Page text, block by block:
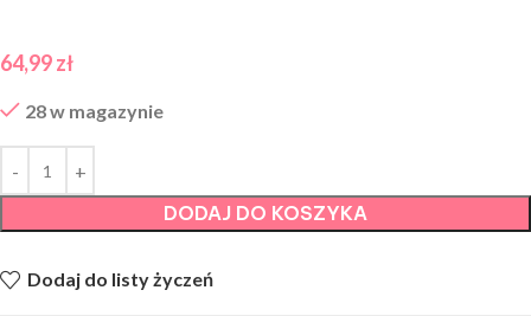
64,99zł
28 w magazynie
DODAJ DO KOSZYKA
Dodaj do listy życzeń